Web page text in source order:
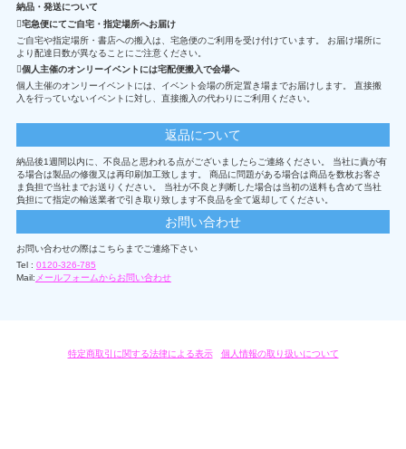
納品・発送について
宅急便にてご自宅・指定場所へお届け
ご自宅や指定場所・書店への搬入は、宅急便のご利用を受け付けています。 お届け場所に
より配達日数が異なることにご注意ください。
個人主催のオンリーイベントには宅配便搬入で会場へ
個人主催のオンリーイベントには、イベント会場の所定置き場までお届けします。 直接搬
入を行っていないイベントに対し、直接搬入の代わりにご利用ください。
返品について
納品後1週間以内に、不良品と思われる点がございましたらご連絡ください。 当社に責が有
る場合は製品の修復又は再印刷加工致します。 商品に問題がある場合は商品を数枚お客さ
ま負担で当社までお送りください。 当社が不良と判断した場合は当初の送料も含めて当社
負担にて指定の輸送業者で引き取り致します不良品を全て返却してください。
お問い合わせ
お問い合わせの際はこちらまでご連絡下さい
Tel : 0120-326-785
Mail: メールフォームからお問い合わせ
特定商取引に関する法律による表示/ 個人情報の取り扱いについて